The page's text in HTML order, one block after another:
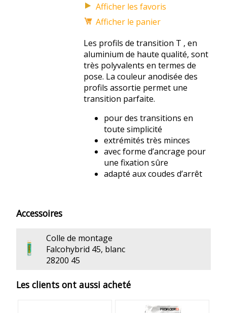
Afficher les favoris
Afficher le panier
Les profils de transition T , en
aluminium de haute qualité, sont
très polyvalents en termes de
pose. La couleur anodisée des
profils assortie permet une
transition parfaite.
pour des transitions en
toute simplicité
extrémités très minces
avec forme d’ancrage pour
une fixation sûre
adapté aux coudes d’arrêt
Accessoires
Colle de montage
Falcohybrid 45, blanc
28200 45
Les clients ont aussi acheté